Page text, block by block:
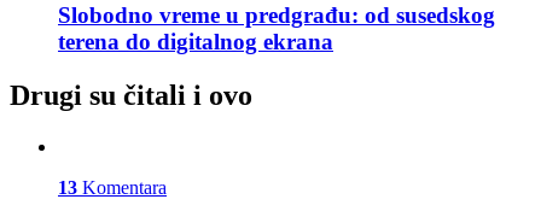
Slobodno vreme u predgrađu: od susedskog
terena do digitalnog ekrana
Drugi su čitali i ovo
13 Komentara